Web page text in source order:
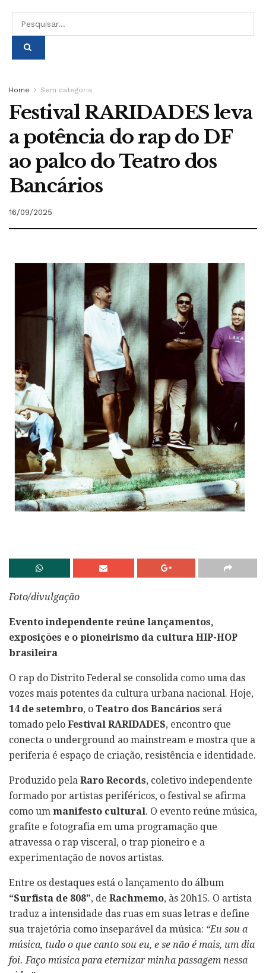
Home Sem categoria
Festival RARIDADES leva
a potência do rap do DF
ao palco do Teatro dos
Bancários
16/09/2025
Foto/divulgação
Evento independente reúne lançamentos,
exposições e o pioneirismo da cultura HIP-HOP
brasileira
O rap do Distrito Federal se consolida como uma das
vozes mais potentes da cultura urbana nacional. Hoje,
14 de setembro, o Teatro dos Bancários será
tomado pelo Festival RARIDADES, encontro que
conecta o underground ao mainstream e mostra que a
periferia é espaço de criação, resistência e identidade.
Produzido pela Raro Records, coletivo independente
formado por artistas periféricos, o festival se afirma
como um manifesto cultural. O evento reúne música,
grafite e fotografia em uma programação que
atravessa o rap visceral, o trap pioneiro e a
experimentação de novos artistas.
Entre os destaques está o lançamento do álbum
“Surfista de 808”, de Rachmemo, às 20h15. O artista
traduz a intensidade das ruas em suas letras e define
sua trajetória como inseparável da música: “Eu sou a
música, tudo o que canto sou eu, e se não é mais, um dia
foi. Faço música para eternizar minha passagem nessa